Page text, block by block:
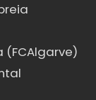
(FCAlgarve)